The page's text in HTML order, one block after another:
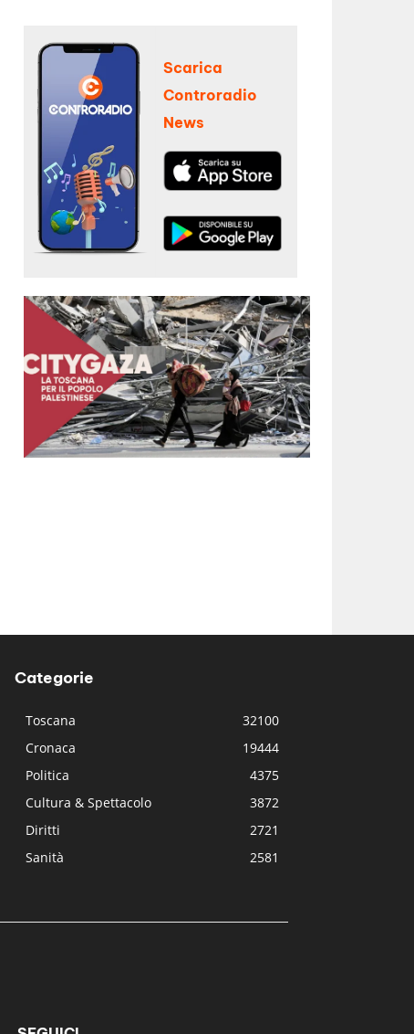
Scarica
Controradio
News
Categorie
Toscana
32100
Cronaca
19444
Politica
4375
Cultura & Spettacolo
3872
Diritti
2721
Sanità
2581